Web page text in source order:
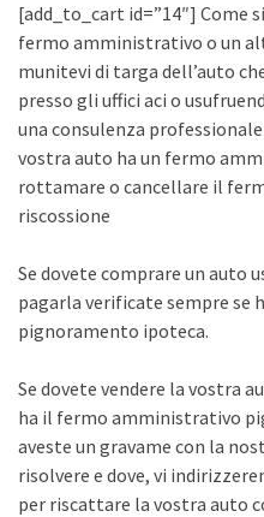
[add_to_cart id=”14″] Come
fermo amministrativo o un
munitevi di targa dell’auto
presso gli uffici aci o
una consulenza
vostra auto ha un fermo
rottamare o cancellare il
riscossione
Se dovete comprare un auto
pagarla verificate sempre
pignoramento ipoteca.
Se dovete vendere la vostra
ha il fermo amministrativo
aveste un gravame con la
risolvere e dove, vi
per riscattare la vostra auto